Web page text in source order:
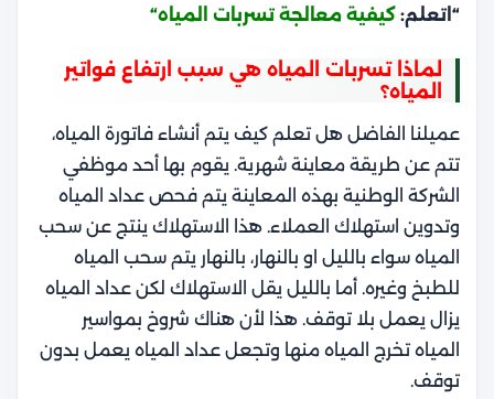
“اتعلم: كيفية معالجة تسربات المياه“
لماذا تسربات المياه هي سبب ارتفاع فواتير
المياه؟
عميلنا الفاضل هل تعلم كيف يتم أنشاء فاتورة المياه،
تتم عن طريقة معاينة شهرية. يقوم بها أحد موظفي
الشركة الوطنية بهذه المعاينة يتم فحص عداد المياه
وتدوين استهلاك العملاء. هذا الاستهلاك ينتج عن سحب
المياه سواء بالليل او بالنهار، بالنهار يتم سحب المياه
للطبخ وغيره. أما بالليل يقل الاستهلاك لكن عداد المياه
يزال يعمل بلا توقف. هذا لأن هناك شروخ بمواسير
المياه تخرج المياه منها وتجعل عداد المياه يعمل بدون
توقف.